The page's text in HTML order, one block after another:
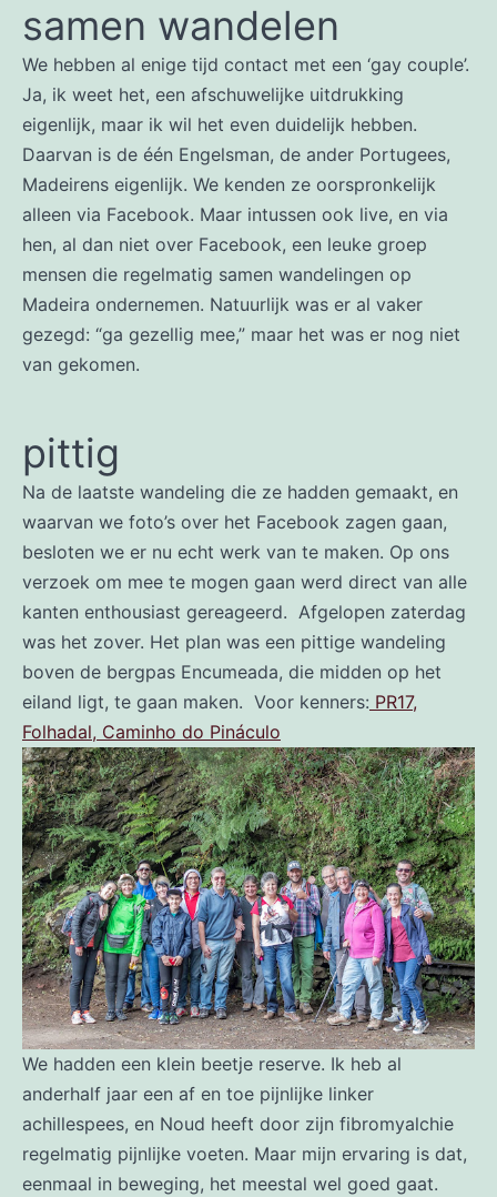
samen wandelen
We hebben al enige tijd contact met een ‘gay couple’.
Ja, ik weet het, een afschuwelijke uitdrukking
eigenlijk, maar ik wil het even duidelijk hebben.
Daarvan is de één Engelsman, de ander Portugees,
Madeirens eigenlijk. We kenden ze oorspronkelijk
alleen via Facebook. Maar intussen ook live, en via
hen, al dan niet over Facebook, een leuke groep
mensen die regelmatig samen wandelingen op
Madeira ondernemen. Natuurlijk was er al vaker
gezegd: “ga gezellig mee,” maar het was er nog niet
van gekomen.
pittig
Na de laatste wandeling die ze hadden gemaakt, en
waarvan we foto’s over het Facebook zagen gaan,
besloten we er nu echt werk van te maken. Op ons
verzoek om mee te mogen gaan werd direct van alle
kanten enthousiast gereageerd. Afgelopen zaterdag
was het zover. Het plan was een pittige wandeling
boven de bergpas Encumeada, die midden op het
eiland ligt, te gaan maken. Voor kenners: PR17,
Folhadal, Caminho do Pináculo
We hadden een klein beetje reserve. Ik heb al
anderhalf jaar een af en toe pijnlijke linker
achillespees, en Noud heeft door zijn fibromyalchie
regelmatig pijnlijke voeten. Maar mijn ervaring is dat,
eenmaal in beweging, het meestal wel goed gaat.